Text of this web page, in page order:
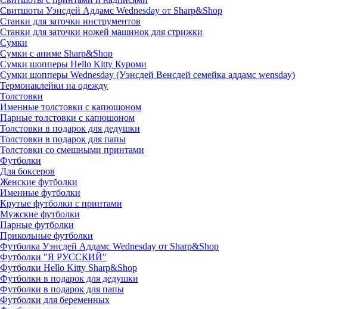
Свитшоты Уэнсдей Аддамс Wednesday от Sharp&Shop
Станки для заточки инструментов
Станки для заточки ножей машинок для стрижки
Сумки
Сумки с аниме Sharp&Shop
Сумки шопперы Hello Kitty Куроми
Сумки шопперы Wednesday (Уэнсдей Венсдей семейка аддамс wensday)
Термонаклейки на одежду
Толстовки
Именные толстовки с капюшоном
Парные толстовки с капюшоном
Толстовки в подарок для дедушки
Толстовки в подарок для папы
Толстовки со смешными принтами
Футболки
Для боксеров
Женские футболки
Именные футболки
Крутые футболки с принтами
Мужские футболки
Парные футболки
Прикольные футболки
Футболка Уэнсдей Аддамс Wednesday от Sharp&Shop
Футболки "Я РУССКИЙ"
Футболки Hello Kitty Sharp&Shop
Футболки в подарок для дедушки
Футболки в подарок для папы
Футболки для беременных